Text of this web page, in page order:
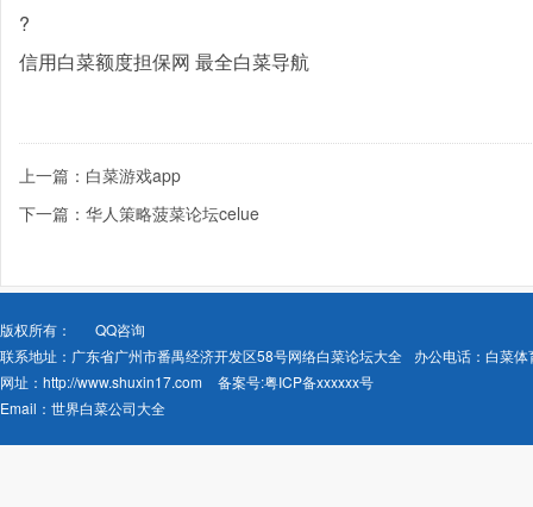
?
信用白菜额度担保网 最全白菜导航
上一篇：白菜游戏app
下一篇：华人策略菠菜论坛celue
版权所有：
QQ咨询
联系地址：广东省广州市番禺经济开发区58号网络白菜论坛大全
办公电话：白菜
网址： http://www.shuxin17.com 备案号:粤ICP备xxxxxx号
Email： 世界白菜公司大全